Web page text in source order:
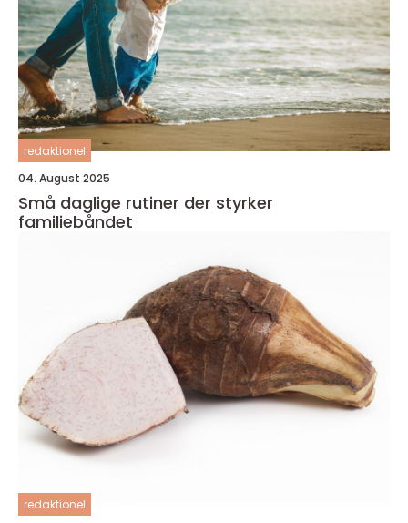
redaktionel
04. August 2025
Små daglige rutiner der styrker
familiebåndet
redaktionel